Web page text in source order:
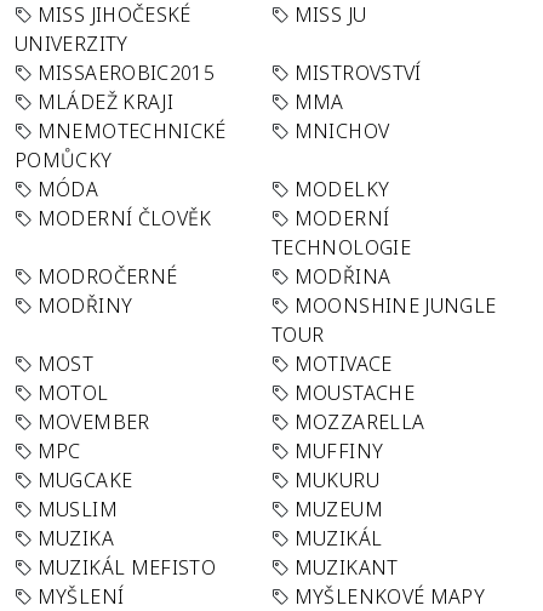
MISS JIHOČESKÉ
UNIVERZITY
MISS JU
MISSAEROBIC2015
MISTROVSTVÍ
MLÁDEŽ KRAJI
MMA
MNEMOTECHNICKÉ
POMŮCKY
MNICHOV
MÓDA
MODELKY
MODERNÍ ČLOVĚK
MODERNÍ
TECHNOLOGIE
MODROČERNÉ
MODŘINA
MODŘINY
MOONSHINE JUNGLE
TOUR
MOST
MOTIVACE
MOTOL
MOUSTACHE
MOVEMBER
MOZZARELLA
MPC
MUFFINY
MUGCAKE
MUKURU
MUSLIM
MUZEUM
MUZIKA
MUZIKÁL
MUZIKÁL MEFISTO
MUZIKANT
MYŠLENÍ
MYŠLENKOVÉ MAPY